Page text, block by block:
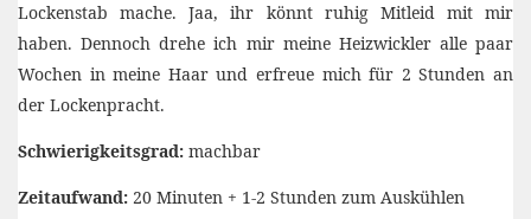
Lockenstab mache. Jaa, ihr könnt ruhig Mitleid mit mir
haben. Dennoch drehe ich mir meine Heizwickler alle paar
Wochen in meine Haar und erfreue mich für 2 Stunden an
der Lockenpracht.
Schwierigkeitsgrad: machbar
Zeitaufwand: 20 Minuten + 1-2 Stunden zum Auskühlen